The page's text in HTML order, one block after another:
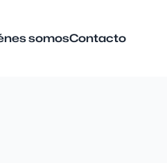
somosContacto